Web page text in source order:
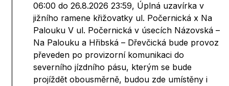
06:00 do 26.8.2026 23:59, Úplná uzavírka v
jižního ramene křižovatky ul. Počernická x Na
Palouku V ul. Počernická v úsecích Názovská –
Na Palouku a Hřibská – Dřevčická bude provoz
převeden po provizorní komunikaci do
severního jízdního pásu, kterým se bude
projíždět obousměrně, budou zde umístěny i